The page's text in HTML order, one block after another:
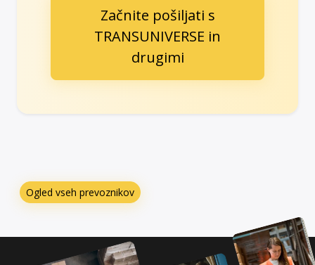
Začnite pošiljati s
TRANSUNIVERSE in
drugimi
Ogled vseh prevoznikov